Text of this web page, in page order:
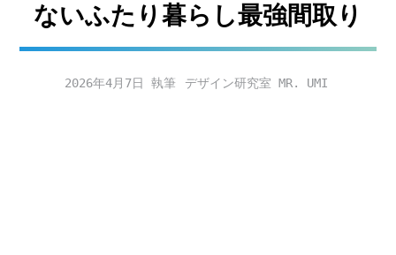
ないふたり暮らし最強間取り
2026年4月7日 デザイン研究室 MR. UMI